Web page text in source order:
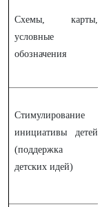
Схемы, карты,
условные
обозначения
Стимулирование
инициативы детей
(поддержка
детских идей)